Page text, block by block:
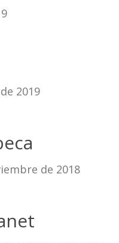
2019
de 2018